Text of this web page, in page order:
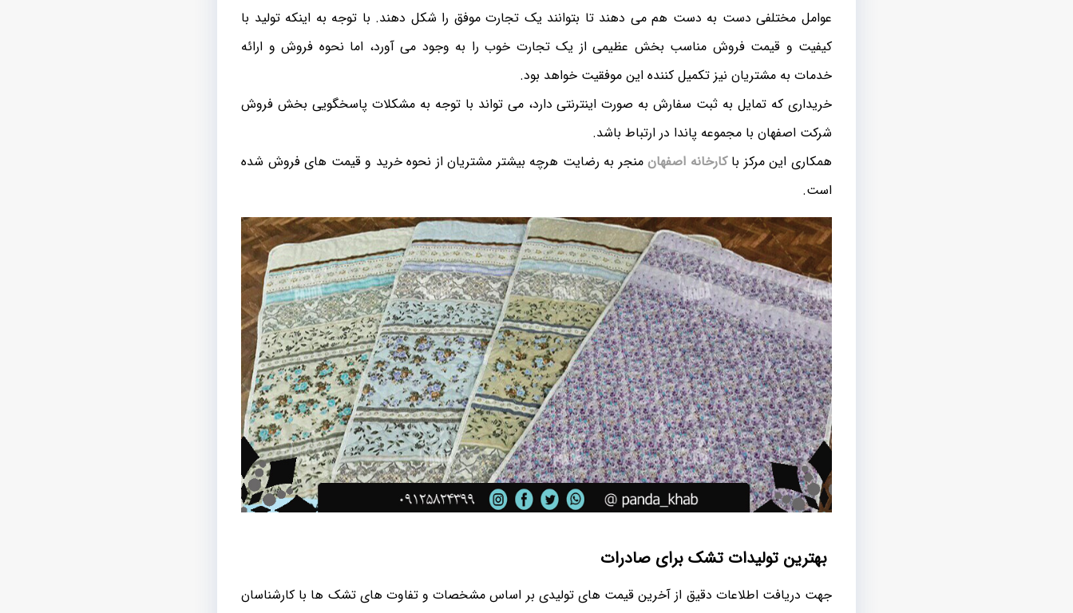
عوامل مختلفی دست به دست هم می دهند تا بتوانند یک تجارت موفق را شکل دهند. با توجه به اینکه تولید با
کیفیت و قیمت فروش مناسب بخش عظیمی از یک تجارت خوب را به وجود می آورد، اما نحوه فروش و ارائه
خدمات به مشتریان نیز تکمیل کننده این موفقیت خواهد بود.
خریداری که تمایل به ثبت سفارش به صورت اینترنتی دارد، می تواند با توجه به مشکلات پاسخگویی بخش فروش
شرکت اصفهان با مجموعه پاندا در ارتباط باشد.
همکاری این مرکز باکارخانه اصفهانمنجر به رضایت هرچه بیشتر مشتریان از نحوه خرید و قیمت های فروش شده
است.
بهترین تولیدات تشک برای صادرات
جهت دریافت اطلاعات دقیق از آخرین قیمت های تولیدی بر اساس مشخصات و تفاوت های تشک ها با کارشناسان